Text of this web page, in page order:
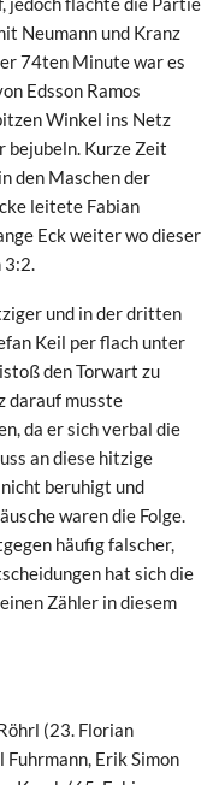
Neumann und Kranz
74ten Minute war es
Edsson Ramos
Winkel ins Netz
bejubeln. Kurze Zeit
den Maschen der
leitete Fabian
Eck weiter wo dieser
3:2.
und in der dritten
Keil per flach unter
den Torwart zu
darauf musste
da er sich verbal die
an diese hitzige
beruhigt und
waren die Folge.
häufig falscher,
hat sich die
Zähler in diesem
(23. Florian
Fuhrmann, Erik Simon